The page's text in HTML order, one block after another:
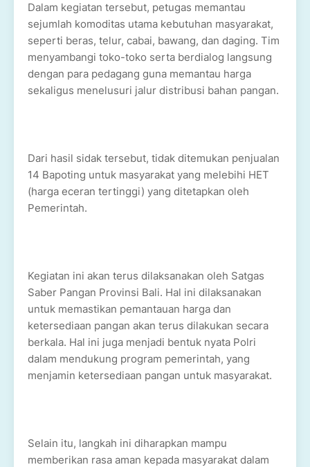
Dalam kegiatan tersebut, petugas memantau
sejumlah komoditas utama kebutuhan masyarakat,
seperti beras, telur, cabai, bawang, dan daging. Tim
menyambangi toko-toko serta berdialog langsung
dengan para pedagang guna memantau harga
sekaligus menelusuri jalur distribusi bahan pangan.
Dari hasil sidak tersebut, tidak ditemukan penjualan
14 Bapoting untuk masyarakat yang melebihi HET
(harga eceran tertinggi) yang ditetapkan oleh
Pemerintah.
Kegiatan ini akan terus dilaksanakan oleh Satgas
Saber Pangan Provinsi Bali. Hal ini dilaksanakan
untuk memastikan pemantauan harga dan
ketersediaan pangan akan terus dilakukan secara
berkala. Hal ini juga menjadi bentuk nyata Polri
dalam mendukung program pemerintah, yang
menjamin ketersediaan pangan untuk masyarakat.
Selain itu, langkah ini diharapkan mampu
memberikan rasa aman kepada masyarakat dalam